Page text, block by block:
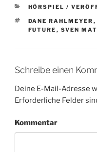
KATEGORIEN
HÖRSPIEL /
SCHLAGWÖRTER
DANE RAHLMEYER ,
FUTURE , SVEN
Schreibe einen
Deine E-Mail-Adresse
Erforderliche Felder
Kommentar